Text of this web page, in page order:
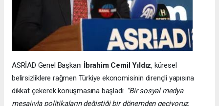
ASRİAD Genel Başkanı İbrahim Cemil Yıldız, küresel
belirsizliklere rağmen Türkiye ekonomisinin dirençli yapısına
dikkat çekerek konuşmasına başladı: “Bir sosyal medya
mesajıyla politikaların değiştiği bir dönemden geçiyoruz.